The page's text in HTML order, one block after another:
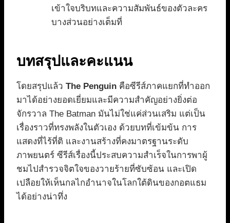
เข้าใจบริบทและความสัมพันธ์ของตัวละคร
บางส่วนอย่างเต็มที่
บทสรุปและคะแนน
โดยสรุปแล้ว The Penguin คือซีรีส์ภาคแยกที่ทำออก
มาได้อย่างยอดเยี่ยมและมีความสำคัญอย่างยิ่งต่อ
จักรวาล The Batman มันไม่ใช่แค่ส่วนเสริม แต่เป็น
เรื่องราวที่ทรงพลังในตัวเอง ด้วยบทที่เข้มข้น การ
แสดงที่ไร้ที่ติ และงานสร้างที่คงมาตรฐานระดับ
ภาพยนตร์ ซีรีส์เรื่องนี้ประสบความสำเร็จในการพาผู้
ชมไปสำรวจจิตใจของวายร้ายที่ซับซ้อน และเปิด
เปลือยให้เห็นกลไกอำนาจในโลกใต้ดินของกอตแธม
ได้อย่างน่าทึ่ง